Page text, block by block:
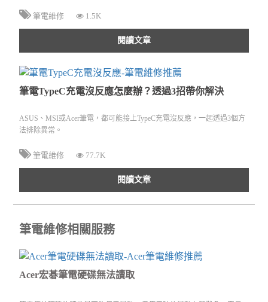
筆電維修 1.5K
閱讀文章
筆電TypeC充電沒反應怎麼辦？透過3招帶你解決
ASUS、MSI或Acer筆電，都可能接上TypeC充電沒反應，一起透過3個方
法排除異常。
筆電維修 77.7K
閱讀文章
筆電維修相關服務
Acer宏碁筆電硬碟無法讀取